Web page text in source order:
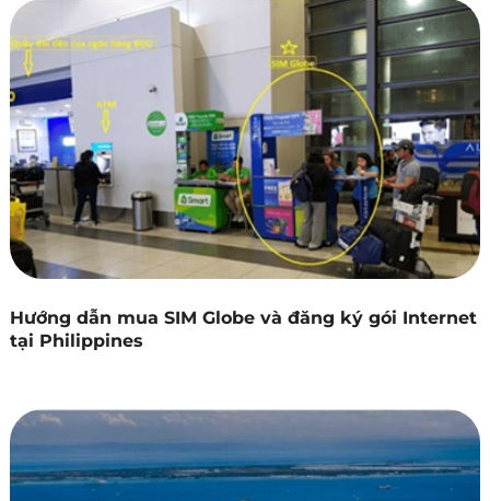
Hướng dẫn mua SIM Globe và đăng ký gói Internet
tại Philippines